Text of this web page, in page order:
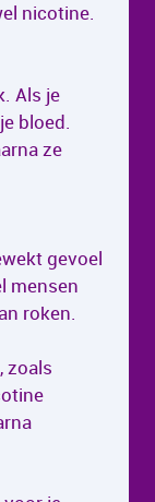
nicotine.
Als je
bloed.
ze
gevoel
mensen
roken.
zoals